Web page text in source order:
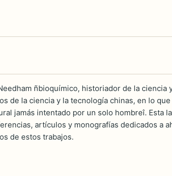
ñbioquímico, historiador de la
de la ciencia y la tecnología chinas, en lo
jamás intentado por un solo hombreî. Esta
artículos y monografías dedicados a
de estos trabajos.